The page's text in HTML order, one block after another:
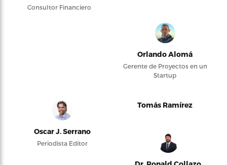
Consultor Financiero
Orlando Alomá
Gerente de Proyectos en un
Startup
Oscar J. Serrano
Periodista Editor
Tomás Ramírez